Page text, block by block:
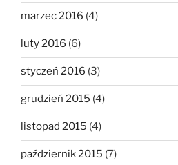
marzec 2016 (4)
luty 2016 (6)
styczeń 2016 (3)
grudzień 2015 (4)
listopad 2015 (4)
październik 2015 (7)